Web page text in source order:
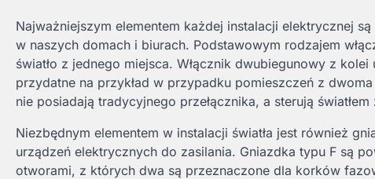
Najważniejszym elementem każdej instalacji elektrycznej
w naszych domach i biurach. Podstawowym rodzajem
światło z jednego miejsca. Włącznik dwubiegunowy z
przydatne na przykład w przypadku pomieszczeń z
nie posiadają tradycyjnego przełącznika, a sterują
Niezbędnym elementem w instalacji światła jest również
urządzeń elektrycznych do zasilania. Gniazdka typu F są
otworami, z których dwa są przeznaczone dla korków